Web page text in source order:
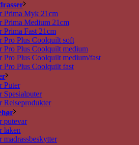
Prima Myk 21cm
Prima Medium 21cm
Prima Fast 21cm
Pro Plus Coolquilt soft
Pro Plus Coolquilt medium
Pro Plus Coolquilt medium/fast
Pro Plus Coolquilt fast
Puter
Spesialputer
Reiseprodukter
putevar
laken
madrassbeskytter